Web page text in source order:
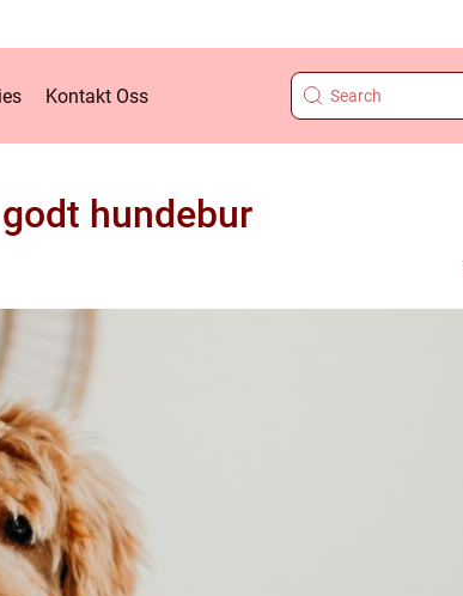
Kontakt Oss
hundebur